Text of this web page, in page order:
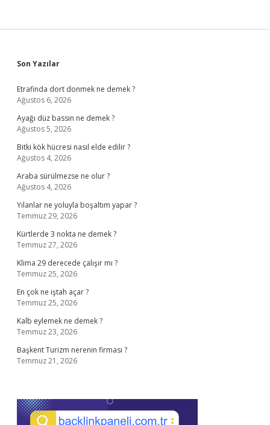
Sidebar
Son Yazılar
Etrafinda dort donmek ne demek ?
Ağustos 6, 2026
Ayağı düz bassın ne demek ?
Ağustos 5, 2026
Bitki kök hücresi nasıl elde edilir ?
Ağustos 4, 2026
Araba sürülmezse ne olur ?
Ağustos 4, 2026
Yılanlar ne yoluyla boşaltım yapar ?
Temmuz 29, 2026
Kürtlerde 3 nokta ne demek ?
Temmuz 27, 2026
Klima 29 derecede çalışır mı ?
Temmuz 25, 2026
En çok ne iştah açar ?
Temmuz 25, 2026
Kalb eylemek ne demek ?
Temmuz 23, 2026
Başkent Turizm nerenin firması ?
Temmuz 21, 2026